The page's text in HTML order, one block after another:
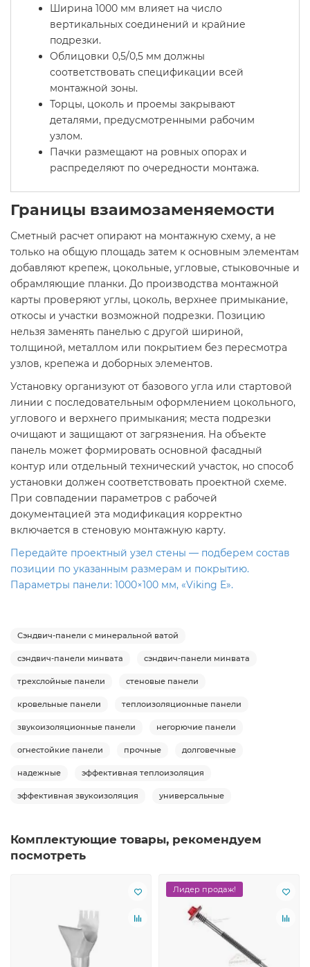
Ширина 1000 мм влияет на число
вертикальных соединений и крайние
подрезки.
Облицовки 0,5/0,5 мм должны
соответствовать спецификации всей
монтажной зоны.
Торцы, цоколь и проемы закрывают
деталями, предусмотренными рабочим
узлом.
Пачки размещают на ровных опорах и
распределяют по очередности монтажа.
Границы взаимозаменяемости
Сметный расчет опирают на монтажную схему, а не
только на общую площадь затем к основным элементам
добавляют крепеж, цокольные, угловые, стыковочные и
обрамляющие планки. До производства монтажной
карты проверяют углы, цоколь, верхнее примыкание,
откосы и участки возможной подрезки. Позицию
нельзя заменять панелью с другой шириной,
толщиной, металлом или покрытием без пересмотра
узлов, крепежа и доборных элементов.
Установку организуют от базового угла или стартовой
линии с последовательным оформлением цокольного,
углового и верхнего примыкания; места подрезки
очищают и защищают от загрязнения. На объекте
панель может формировать основной фасадный
контур или отдельный технический участок, но способ
установки должен соответствовать проектной схеме.
При совпадении параметров с рабочей
документацией эта модификация корректно
включается в стеновую монтажную карту.
Передайте проектный узел стены — подберем состав
позиции по указанным размерам и покрытию.
Параметры панели: 1000×100 мм, «Viking E».
Сэндвич-панели с минеральной ватой
сэндвич-панели минвата сэндвич-панели минвата
трехслойные панели стеновые панели
кровельные панели теплоизоляционные панели
звукоизоляционные панели негорючие панели
огнестойкие панели прочные долговечные
надежные эффективная теплоизоляция
эффективная звукоизоляция универсальные
Комплектующие товары, рекомендуем
посмотреть
Лидер продаж!